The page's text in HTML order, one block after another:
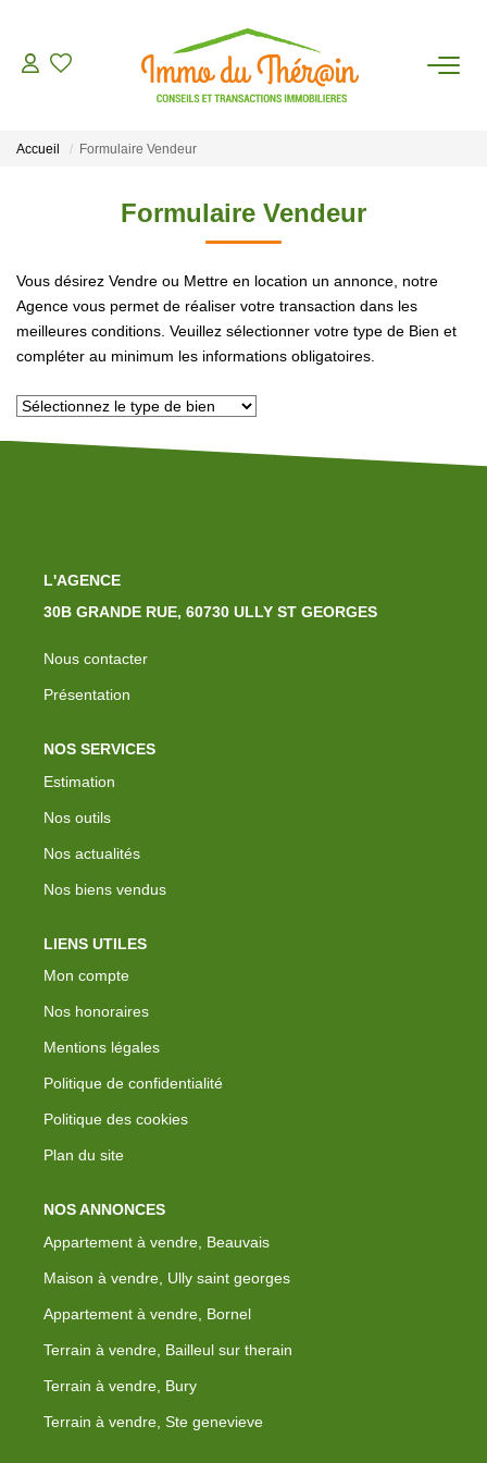
ESTIMER
LOUER
AGENCE
Accueil Formulaire Vendeur
Formulaire Vendeur
Vous désirez Vendre ou Mettre en location un annonce, notre
Agence vous permet de réaliser votre transaction dans les
meilleures conditions. Veuillez sélectionner votre type de Bien et
compléter au minimum les informations obligatoires.
L'AGENCE
30B GRANDE RUE, 60730 ULLY ST GEORGES
Nous contacter
Présentation
NOS SERVICES
Estimation
Nos outils
Nos actualités
Nos biens vendus
LIENS UTILES
Mon compte
Nos honoraires
Mentions légales
Politique de confidentialité
Politique des cookies
Plan du site
NOS ANNONCES
Appartement à vendre, Beauvais
Maison à vendre, Ully saint georges
Appartement à vendre, Bornel
Terrain à vendre, Bailleul sur therain
Terrain à vendre, Bury
Terrain à vendre, Ste genevieve